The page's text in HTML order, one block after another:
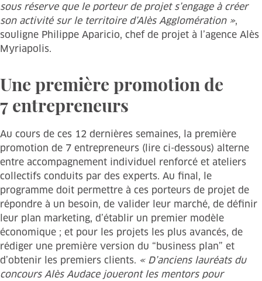
sous réserve que le porteur de projet s’engage à créer
son activité sur le territoire d’Alès Agglomération »,
souligne Philippe Aparicio, chef de projet à l’agence Alès
Myriapolis.
Une première promotion de
7 entrepreneurs
Au cours de ces 12 dernières semaines, la première
promotion de 7 entrepreneurs (lire ci-dessous) alterne
entre accompagnement individuel renforcé et ateliers
collectifs conduits par des experts. Au final, le
programme doit permettre à ces porteurs de projet de
répondre à un besoin, de valider leur marché, de définir
leur plan marketing, d’établir un premier modèle
économique ; et pour les projets les plus avancés, de
rédiger une première version du “business plan” et
d’obtenir les premiers clients. « D’anciens lauréats du
concours Alès Audace joueront les mentors pour